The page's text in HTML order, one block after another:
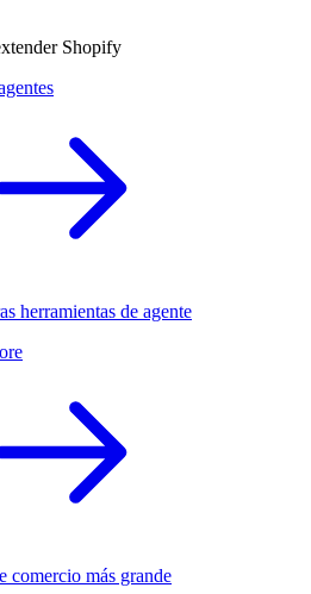
Shopify
herramientas de agente
comercio más grande